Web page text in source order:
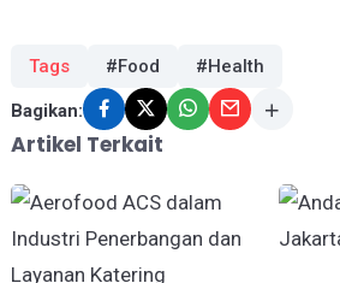
Tags #Food #Health
Bagikan:
Artikel Terkait